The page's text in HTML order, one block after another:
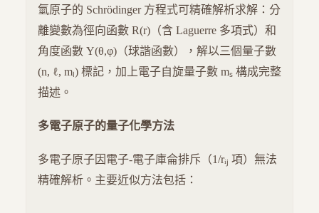
氫原子的 Schrödinger 方程式可精確解析求解：分
離變數為徑向函數 R(r)（含 Laguerre 多項式）和
角度函數 Y(θ,φ)（球諧函數），解以三個量子數
(n, ℓ, mₗ) 標記，加上電子自旋量子數 mₛ 構成完整
描述。
多電子原子的量子化學方法
多電子原子因電子-電子庫侖排斥（1/rᵢⱼ 項）無法
精確解析。主要近似方法包括：